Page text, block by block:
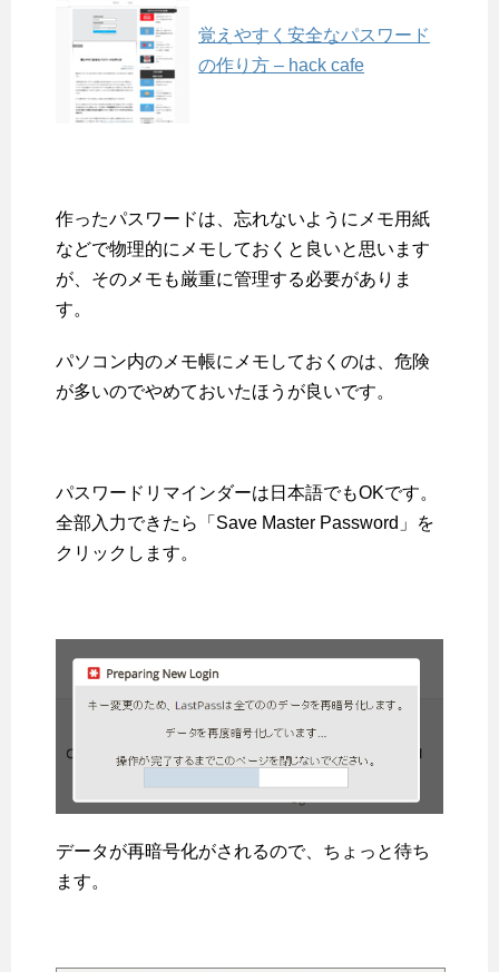
覚えやすく安全なパスワード
の作り方 – hack cafe
作ったパスワードは、忘れないようにメモ用紙
などで物理的にメモしておくと良いと思います
が、そのメモも厳重に管理する必要がありま
す。
パソコン内のメモ帳にメモしておくのは、危険
が多いのでやめておいたほうが良いです。
パスワードリマインダーは日本語でもOKです。
全部入力できたら「Save Master Password」を
クリックします。
データが再暗号化がされるので、ちょっと待ち
ます。